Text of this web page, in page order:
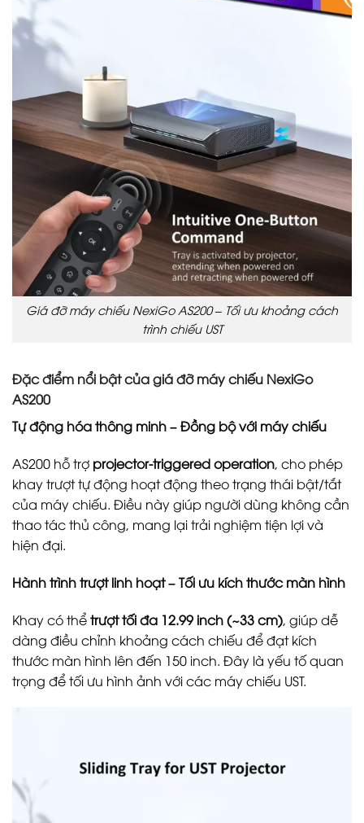
Giá đỡ máy chiếu NexiGo AS200 – Tối ưu khoảng cách
trình chiếu UST
Đặc điểm nổi bật của giá đỡ máy chiếu NexiGo
AS200
Tự động hóa thông minh – Đồng bộ với máy chiếu
AS200 hỗ trợ projector-triggered operation, cho phép
khay trượt tự động hoạt động theo trạng thái bật/tắt
của máy chiếu. Điều này giúp người dùng không cần
thao tác thủ công, mang lại trải nghiệm tiện lợi và
hiện đại.
Hành trình trượt linh hoạt – Tối ưu kích thước màn hình
Khay có thểtrượt tối đa 12.99 inch (~33 cm), giúp dễ
dàng điều chỉnh khoảng cách chiếu để đạt kích
thước màn hình lên đến 150 inch. Đây là yếu tố quan
trọng để tối ưu hình ảnh với các máy chiếu UST.